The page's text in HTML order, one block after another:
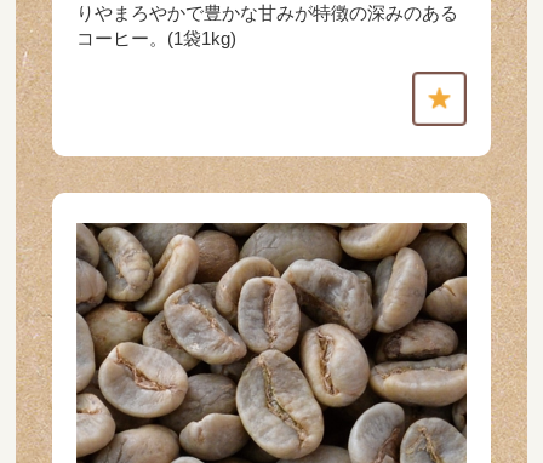
りやまろやかで豊かな甘みが特徴の深みのある
コーヒー。(1袋1kg)